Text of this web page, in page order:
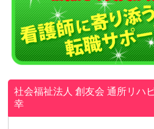
社会福祉法人 創友会通所リハ
幸